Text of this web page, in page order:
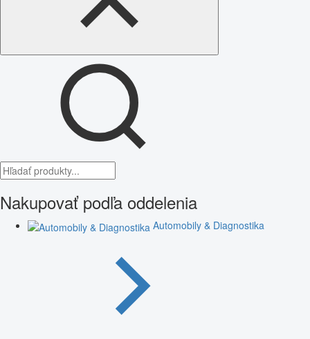
Nakupovať podľa oddelenia
Automobily & Diagnostika